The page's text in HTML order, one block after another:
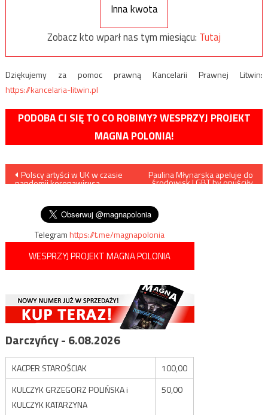
Inna kwota
Zobacz kto wparł nas tym miesiącu: Tutaj
Dziękujemy za pomoc prawną Kancelarii Prawnej Litwin:
https://kancelaria-litwin.pl
PODOBA CI SIĘ TO CO ROBIMY? WESPRZYJ PROJEKT
MAGNA POLONIA!
Nawigacja
Polscy artyści w UK w czasie
pandemii koronawirusa.
Paulina Młynarska apeluje do
środowisk LGBT by opuściły
Telegramhttps://t.me/magnapolonia
WESPRZYJ PROJEKT MAGNA POLONIA
Darczyńcy - 6.08.2026
KACPER STAROŚCIAK
100,00
KULCZYK GRZEGORZ POLIŃSKA i
KULCZYK KATARZYNA
50,00